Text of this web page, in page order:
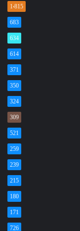
1٬815
683
634
614
371
350
324
309
521
259
239
215
180
171
726